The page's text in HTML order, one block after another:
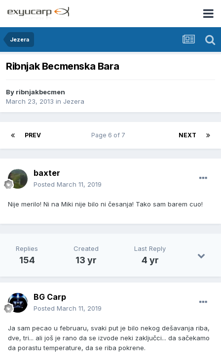
Jezera
Ribnjak Becmenska Bara
By ribnjakbecmen
March 23, 2013 in Jezera
PREV NEXT
Page 6 of 7
baxter
Posted March 11, 2019
Nije merilo! Ni na Miki nije bilo ni česanja! Tako sam barem cuo!
Replies
154
Created
13 yr
Last Reply
4 yr
BG Carp
Posted March 11, 2019
Ja sam pecao u februaru, svaki put je bilo nekog dešavanja riba,
dve, tri... ali još je rano da se izvode neki zaključci... da sačekamo
da porastu temperature, da se riba pokrene.